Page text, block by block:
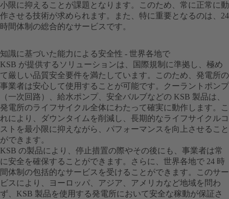
小限に抑えることが課題となります。このため、常に正常に動
作させる技術が求められます。また、特に重要となるのは、24
時間体制の総合的なサービスです。
知識に基づいた能力による安全性 - 世界各地で
KSB が提供するソリューションは、国際規制に準拠し、極め
て厳しい品質安全要件を満たしています。このため、発電所の
事業者は安心して使用することが可能です。クーラントポンプ
（一次回路）、給水ポンプ、安全バルブなどの KSB 製品は、
発電所のライフサイクル全体にわたって確実に動作します。こ
れにより、ダウンタイムを削減し、長期的なライフサイクルコ
ストを最小限に抑えながら、パフォーマンスを向上させること
ができます。
KSB の製品により、停止措置の際やその後にも、事業者は常
に安全を確保することができます。さらに、世界各地で 24 時
間体制の包括的なサービスを受けることができます。このサー
ビスにより、ヨーロッパ、アジア、アメリカなど地域を問わ
ず、KSB 製品を使用する発電所において安全な稼動が保証さ